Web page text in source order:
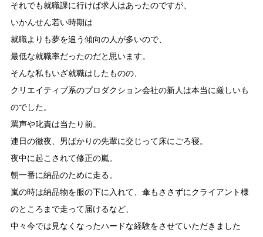
それでも就職課に行けば求人はあったのですが、
いかんせん若い時期は
就職よりも夢を追う傾向の人が多いので、
最低な就職率だったのだと思います。
そんな私もいざ就職はしたものの、
クリエイティブ系のプロダクション会社の新人は本当に厳しいも
のでした。
罵声や叱責は当たり前。
連日の徹夜、男ばかりの先輩に交じって床にごろ寝。
夜中に起こされて修正の嵐。
朝一番に納品のために走る。
嵐の時は納品物を服の下に入れて、傘もささずにクライアント様
のところまで走って届けるなど、
中々今では見なくなったハードな経験をさせていただきました